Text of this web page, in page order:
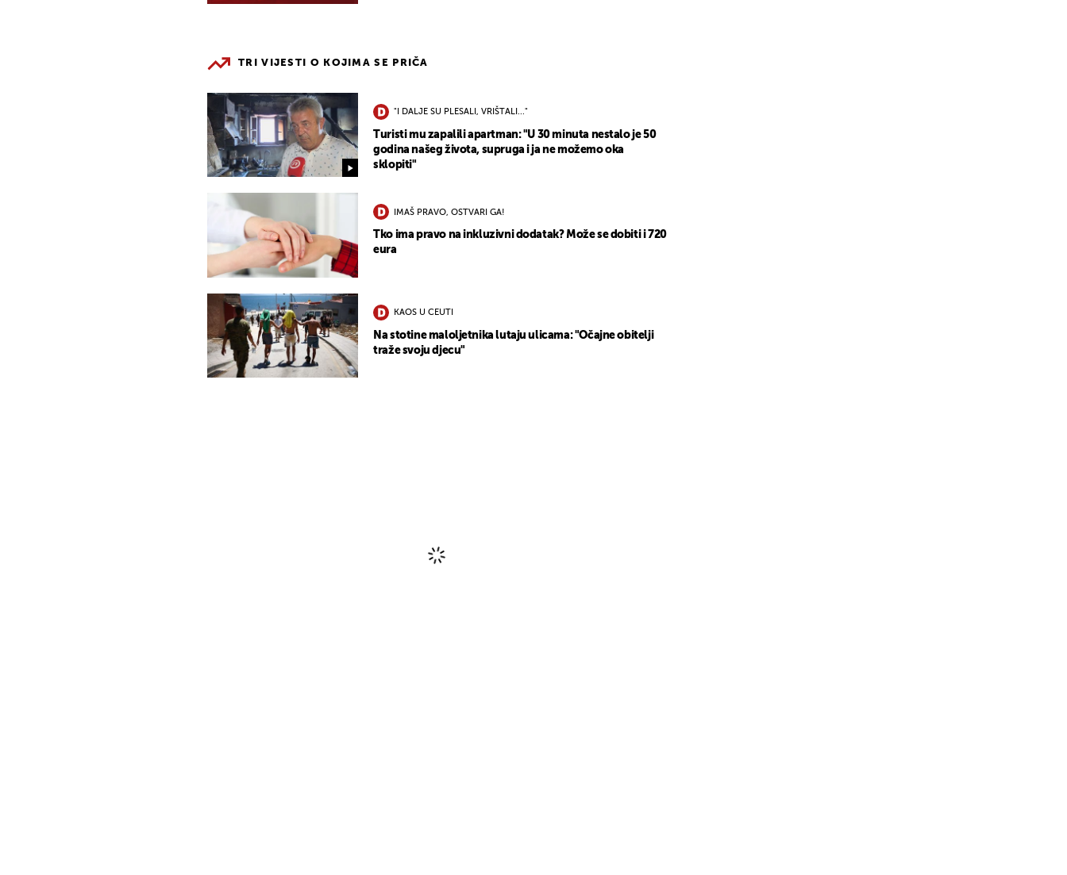
TRI VIJESTI O KOJIMA SE PRIČA
"I DALJE SU PLESALI, VRIŠTALI..."
Turisti mu zapalili apartman: "U 30 minuta nestalo je 50
godina našeg života, supruga i ja ne možemo oka
sklopiti"
IMAŠ PRAVO, OSTVARI GA!
Tko ima pravo na inkluzivni dodatak? Može se dobiti i 720
eura
KAOS U CEUTI
Na stotine maloljetnika lutaju ulicama: "Očajne obitelji
traže svoju djecu"